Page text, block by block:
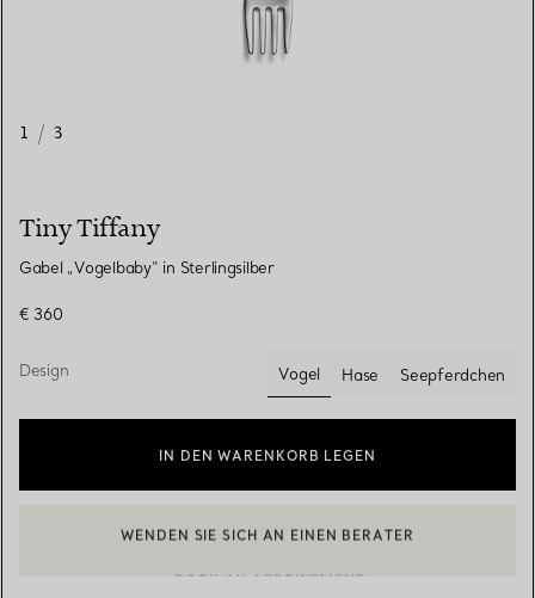
1 / 3
Tiny Tiffany
Gabel „Vogelbaby“ in Sterlingsilber
€ 360
Design
Vogel
ausgewählt
Hase Seepferdchen
IN DEN WARENKORB LEGEN
BOOK AN APPOINTMENT